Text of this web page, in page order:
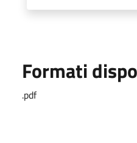
Formati
.pdf